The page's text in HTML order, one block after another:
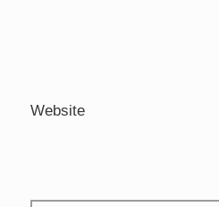
Website